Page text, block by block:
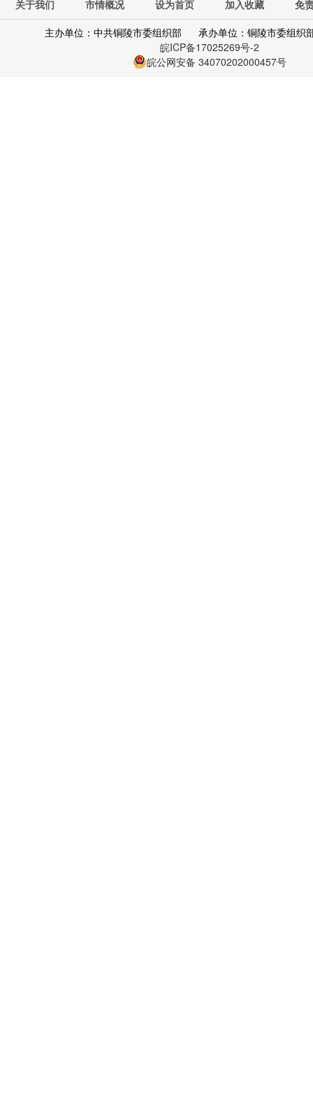
关于我们 市情概况 设为首页 加入收藏
免
主办单位：中共铜陵市委组织部
承办单位：铜陵市委组织
皖ICP备17025269号-2
皖公网安备 34070202000457号